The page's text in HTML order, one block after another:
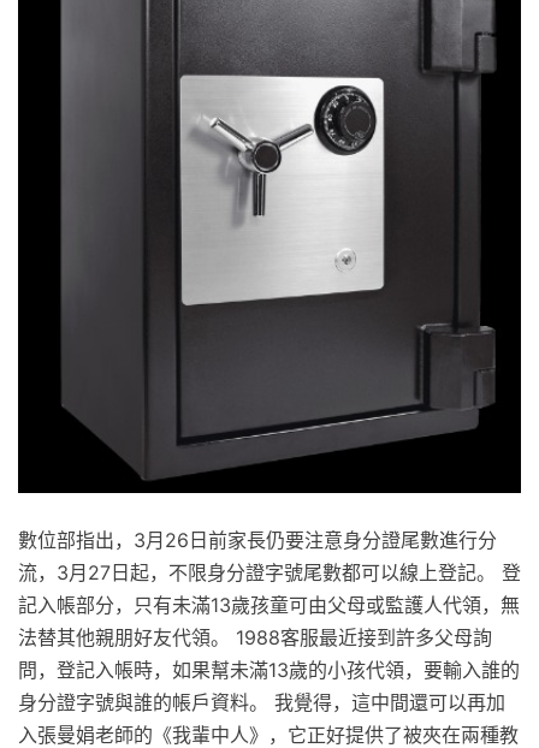
數位部指出，3月26日前家長仍要注意身分證尾數進行分
流，3月27日起，不限身分證字號尾數都可以線上登記。 登
記入帳部分，只有未滿13歲孩童可由父母或監護人代領，無
法替其他親朋好友代領。 1988客服最近接到許多父母詢
問，登記入帳時，如果幫未滿13歲的小孩代領，要輸入誰的
身分證字號與誰的帳戶資料。 我覺得，這中間還可以再加
入張曼娟老師的《我輩中人》，它正好提供了被夾在兩種教